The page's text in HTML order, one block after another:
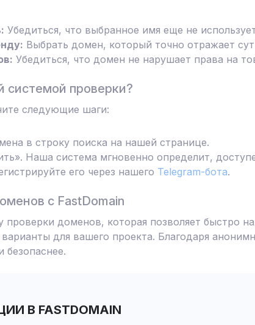
Убедиться, что выбранное имя еще не
Выбрать домен, который точно отражает
Убедиться, что домен не нарушает права на
системой проверки?
следующие шаги:
в строку поиска на нашей странице.
Наша система мгновенно определит,
его через нашего Telegram-бота.
с FastDomain
доменов, которая позволяет быстро
для вашего проекта. Благодаря
безопаснее.
В FASTDOMAIN